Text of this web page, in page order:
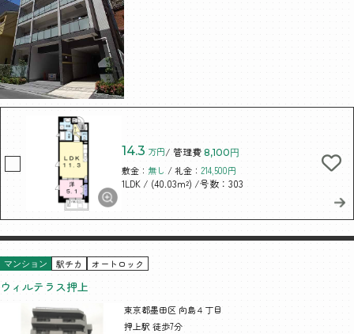
14.3 万円/ 管理費 8,100円
敷金： 無し / 礼金：214,500円
1LDK / (40.03m²) /号数：303
マンション 駅チカ オートロック
ウィルテラス押上
東京都墨田区 向島４丁目
押上駅 徒歩7分